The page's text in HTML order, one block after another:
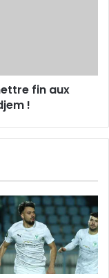
fin aux
!